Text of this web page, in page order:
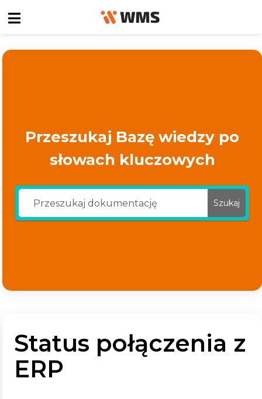
Przeszukaj Bazę wiedzy po
słowach kluczowych
Szukaj
Status połączenia z
ERP